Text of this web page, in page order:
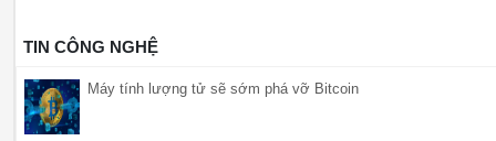
TIN CÔNG NGHỆ
Máy tính lượng tử sẽ sớm phá vỡ Bitcoin